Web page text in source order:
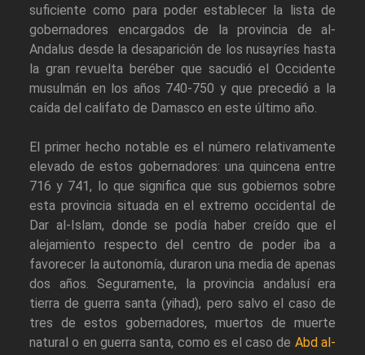
suficiente como para poder establecer la lista de
gobernadores encargados de la provincia de al-
Andalus desde la desaparición de los nusayríes hasta
la gran revuelta beréber que sacudió el Occidente
musulmán en los años 740-750 y que precedió a la
caída del califato de Damasco en este último año.
El primer hecho notable es el número relativamente
elevado de estos gobernadores: una quincena entre
716 y 741, lo que significa que sus gobiernos sobre
esta provincia situada en el extremo occidental de
Dar al-Islam, donde se podía haber creído que el
alejamiento respecto del centro de poder iba a
favorecer la autonomía, duraron una media de apenas
dos años. Seguramente, la provincia andalusí era
tierra de guerra santa (yihad), pero salvo el caso de
tres de estos gobernadores, muertos de muerte
natural o en guerra santa, como es el caso de Abd al-